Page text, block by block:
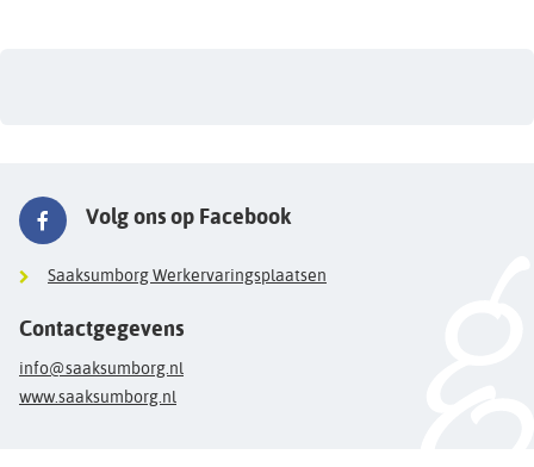
Volg ons op Facebook
Saaksumborg Werkervaringsplaatsen
Contactgegevens
info@saaksumborg.nl
www.saaksumborg.nl